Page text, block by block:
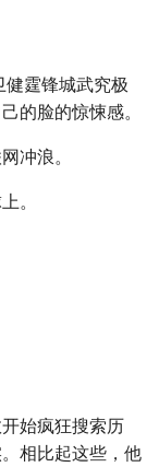
霆锋城武究极
的脸的惊悚感。
冲浪。
。
始疯狂搜索历
相比起这些，他